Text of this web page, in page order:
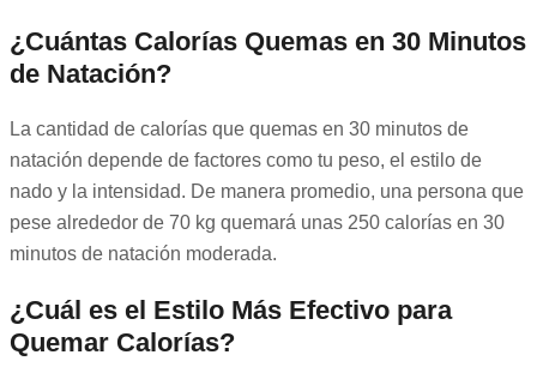
¿Cuántas Calorías Quemas en 30 Minutos
de Natación?
La cantidad de calorías que quemas en 30 minutos de
natación depende de factores como tu peso, el estilo de
nado y la intensidad. De manera promedio, una persona que
pese alrededor de 70 kg quemará unas 250 calorías en 30
minutos de natación moderada.
¿Cuál es el Estilo Más Efectivo para
Quemar Calorías?